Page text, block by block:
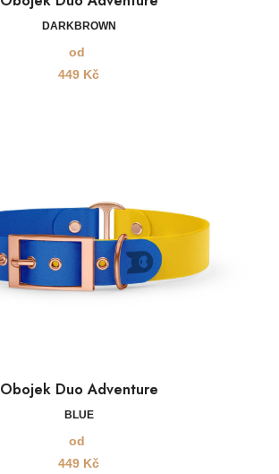
DARKBROWN
od
449 Kč
Obojek Duo Adventure
BLUE
od
449 Kč